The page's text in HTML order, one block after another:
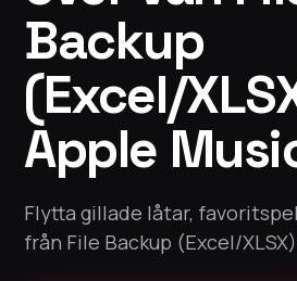
Backup
(Excel/
Apple
Flytta gillade låtar,
från File Backup (Excel/